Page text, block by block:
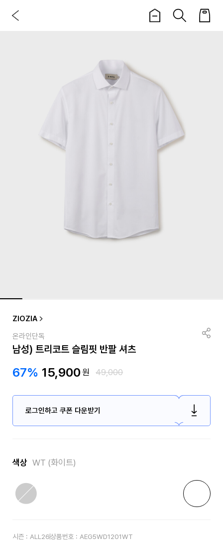
ZIOZIA
온라인단독
남성) 트리코트 슬림핏 반팔 셔츠
67% 15,900원 49,000
로그인하고 쿠폰 다운받기
색상 WT (화이트)
시즌 : ALL26상품번호 : AEG5WD1201WT